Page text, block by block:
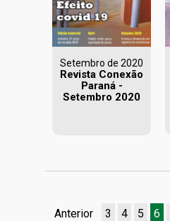
Setembro de 2020
Revista Conexão
Paraná -
Setembro 2020
Anterior 3 4 5 6